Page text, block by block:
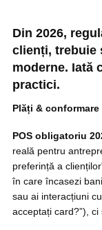
Din 2026,
clienți, trebuie
moderne. Iată
practici.
Plăți & conformare
POS obligatoriu
reală pentru
preferință a
în care încasezi
sau ai interacțiuni
acceptați card?”),